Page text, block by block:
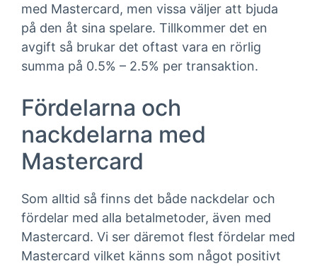
med Mastercard, men vissa väljer att bjuda
på den åt sina spelare. Tillkommer det en
avgift så brukar det oftast vara en rörlig
summa på 0.5% – 2.5% per transaktion.
Fördelarna och
nackdelarna med
Mastercard
Som alltid så finns det både nackdelar och
fördelar med alla betalmetoder, även med
Mastercard. Vi ser däremot flest fördelar med
Mastercard vilket känns som något positivt